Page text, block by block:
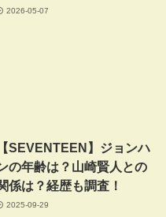
2026-05-07
【SEVENTEEN】ジョンハ
の年齢は？山崎賢人との
係は？経歴も調査！
2025-09-29